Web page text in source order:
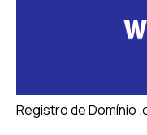
Registro de Domínio